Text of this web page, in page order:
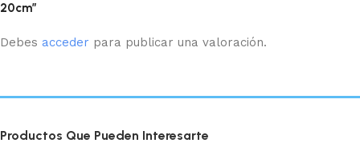
20cm”
Debes acceder para publicar una valoración.
Productos Que Pueden Interesarte